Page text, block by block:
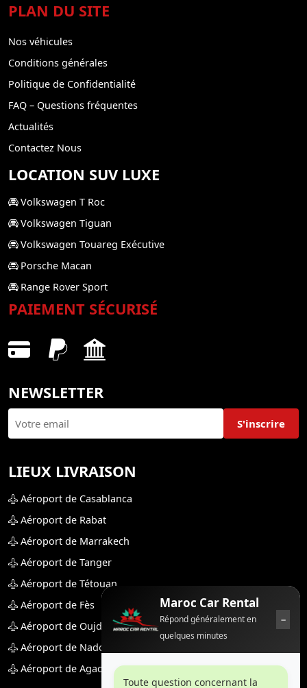
PLAN DU SITE
Nos véhicules
Conditions générales
Politique de Confidentialité
FAQ – Questions fréquentes
Actualités
Contactez Nous
LOCATION SUV LUXE
Volkswagen T Roc
Volkswagen Tiguan
Volkswagen Touareg Exécutive
Porsche Macan
Range Rover Sport
PAIEMENT SÉCURISÉ
NEWSLETTER
S'inscrire
LIEUX LIVRAISON
Aéroport de Casablanca
Aéroport de Rabat
Aéroport de Marrakech
Aéroport de Tanger
Aéroport de Tétouan
Aéroport de Fès
Aéroport de Oujda
Aéroport de Nador
Aéroport de Agadir
Maroc Car Rental
Répond généralement en
quelques minutes
−
Toute question concernant la